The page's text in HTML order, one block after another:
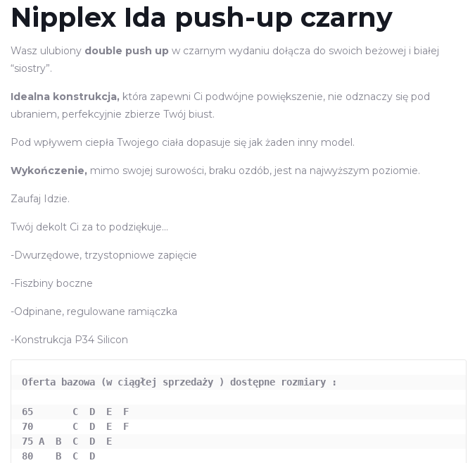
Nipplex Ida push-up czarny
Wasz ulubiony double push up w czarnym wydaniu dołącza do swoich beżowej i białej
“siostry”.
Idealna konstrukcja, która zapewni Ci podwójne powiększenie, nie odznaczy się pod
ubraniem, perfekcyjnie zbierze Twój biust.
Pod wpływem ciepła Twojego ciała dopasuje się jak żaden inny model.
Wykończenie, mimo swojej surowości, braku ozdób, jest na najwyższym poziomie.
Zaufaj Idzie.
Twój dekolt Ci za to podziękuje…
-Dwurzędowe, trzystopniowe zapięcie
-Fiszbiny boczne
-Odpinane, regulowane ramiączka
-Konstrukcja P34 Silicon
Oferta bazowa (w ciągłej sprzedaży ) dostępne rozmiary :
65       C  D  E  F
70       C  D  E  F
75 A  B  C  D  E
80    B  C  D